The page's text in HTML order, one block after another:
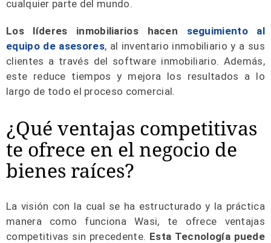
cualquier parte del mundo.
Los líderes inmobiliarios hacen seguimiento al
equipo de asesores, al inventario inmobiliario y a sus
clientes a través del software inmobiliario. Además,
este reduce tiempos y mejora los resultados a lo
largo de todo el proceso comercial.
¿Qué ventajas competitivas
te ofrece en el negocio de
bienes raíces?
La visión con la cual se ha estructurado y la práctica
manera como funciona Wasi, te ofrece ventajas
competitivas sin precedente. Esta Tecnología puede